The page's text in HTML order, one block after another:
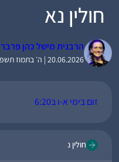
חולין נא
הרבנית מישל כהן פרבר
20.06.2026 | ה׳ בתמוז תשפ״ו
זום בימי א-ו ב6:20
חולין נ